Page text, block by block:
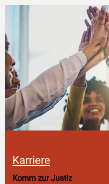
Karriere
Komm zur Justiz